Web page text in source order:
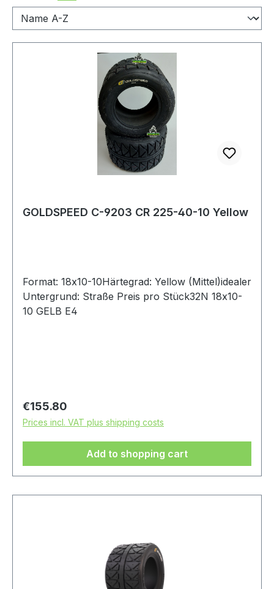
GOLDSPEED C-9203 CR 225-40-10 Yellow
Format: 18x10-10Härtegrad: Yellow (Mittel)idealer
Untergrund: Straße Preis pro Stück32N 18x10-
10 GELB E4
Regular price:
€155.80
Prices incl. VAT plus shipping costs
Add to shopping cart